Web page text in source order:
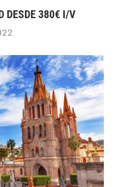
DESDE 380€ I/V